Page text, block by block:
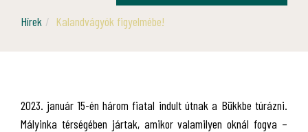
Hírek
Kalandvágyók figyelmébe!
2023. január 15-én három fiatal indult útnak a Bükkbe túrázni.
Mályinka térségében jártak, amikor valamilyen oknál fogva –